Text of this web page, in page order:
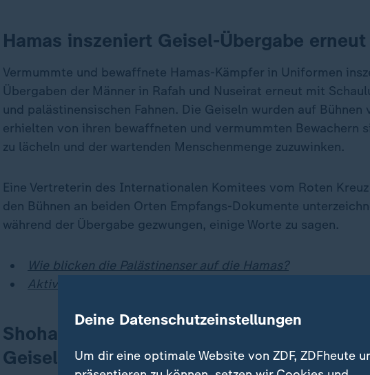
Hamas inszeniert Geisel-Übergabe erneut
Vermummte und bewaffnete Hamas-Kämpfer in Uniformen
Übergaben der Männer in Rafah und Nuseirat erneut mit
und palästinensischen Fahnen. Die Geiseln wurden auf Bühnen
erhielten von ihren bewaffneten und vermummten Bewachern
zu lächeln und der wartenden Menschenmenge zuzuwinken.
Eine Vertreterin des Internationalen Komitees vom Roten
den Bühnen an beiden Orten Empfangs-Dokumente
während der Übergabe gezwungen, einige Worte zu sagen.
Wie blicken die Palästinenser auf die Hamas?
Aktivist: "Leben unter Hamas war ein Alptraum"
Shoham 2023 aus Israel entführt,
Geiselhaft
Deine Datenschutzeinstellungen
Um dir eine optimale Website von ZDF, ZDFheute